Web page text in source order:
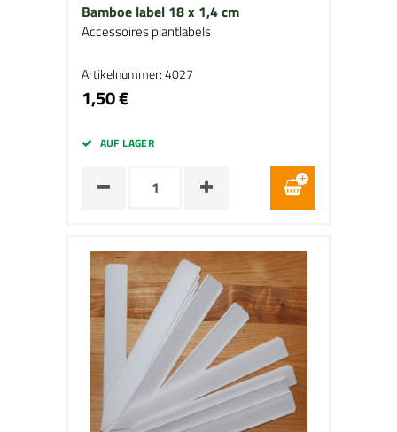
Bamboe label 18 x 1,4 cm
Accessoires plantlabels
Artikelnummer: 4027
1,50 €
AUF LAGER